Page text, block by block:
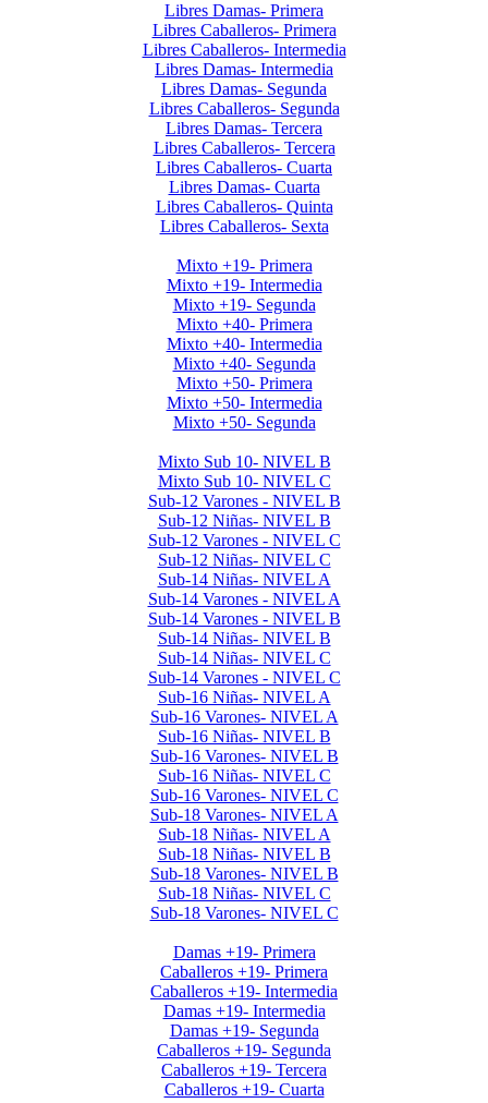
Libres Damas- Primera
Libres Caballeros- Primera
Libres Caballeros- Intermedia
Libres Damas- Intermedia
Libres Damas- Segunda
Libres Caballeros- Segunda
Libres Damas- Tercera
Libres Caballeros- Tercera
Libres Caballeros- Cuarta
Libres Damas- Cuarta
Libres Caballeros- Quinta
Libres Caballeros- Sexta
Mixto +19- Primera
Mixto +19- Intermedia
Mixto +19- Segunda
Mixto +40- Primera
Mixto +40- Intermedia
Mixto +40- Segunda
Mixto +50- Primera
Mixto +50- Intermedia
Mixto +50- Segunda
Mixto Sub 10- NIVEL B
Mixto Sub 10- NIVEL C
Sub-12 Varones - NIVEL B
Sub-12 Niñas- NIVEL B
Sub-12 Varones - NIVEL C
Sub-12 Niñas- NIVEL C
Sub-14 Niñas- NIVEL A
Sub-14 Varones - NIVEL A
Sub-14 Varones - NIVEL B
Sub-14 Niñas- NIVEL B
Sub-14 Niñas- NIVEL C
Sub-14 Varones - NIVEL C
Sub-16 Niñas- NIVEL A
Sub-16 Varones- NIVEL A
Sub-16 Niñas- NIVEL B
Sub-16 Varones- NIVEL B
Sub-16 Niñas- NIVEL C
Sub-16 Varones- NIVEL C
Sub-18 Varones- NIVEL A
Sub-18 Niñas- NIVEL A
Sub-18 Niñas- NIVEL B
Sub-18 Varones- NIVEL B
Sub-18 Niñas- NIVEL C
Sub-18 Varones- NIVEL C
Damas +19- Primera
Caballeros +19- Primera
Caballeros +19- Intermedia
Damas +19- Intermedia
Damas +19- Segunda
Caballeros +19- Segunda
Caballeros +19- Tercera
Caballeros +19- Cuarta